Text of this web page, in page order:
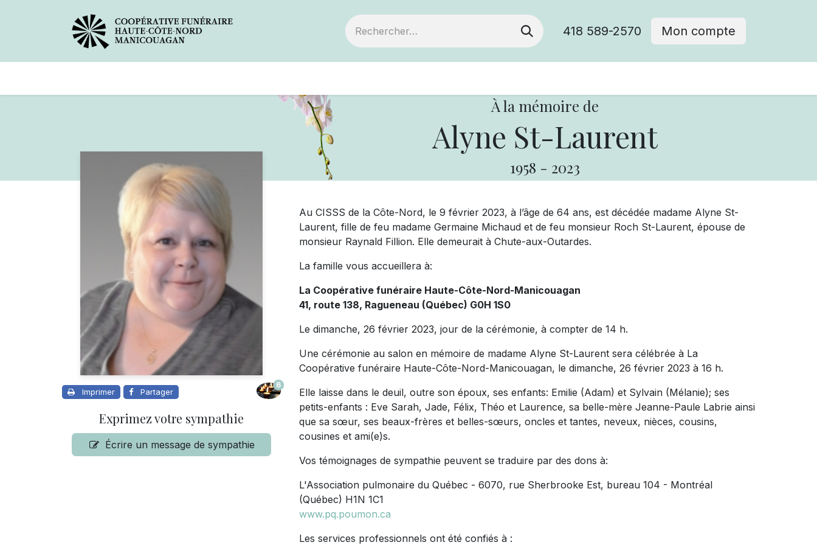
418 589-2570 Mon compte
À la mémoire de
Alyne St-Laurent
1958 - 2023
Imprimer Partager
6
Exprimez votre sympathie
Écrire un message de sympathie
Au CISSS de la Côte-Nord, le 9 février 2023, à l’âge de 64 ans, est décédée madame Alyne St-
Laurent, fille de feu madame Germaine Michaud et de feu monsieur Roch St-Laurent, épouse de
monsieur Raynald Fillion. Elle demeurait à Chute-aux-Outardes.
La famille vous accueillera à:
La Coopérative funéraire Haute-Côte-Nord-Manicouagan
41, route 138, Ragueneau (Québec) G0H 1S0
Le dimanche, 26 février 2023, jour de la cérémonie, à compter de 14 h.
Une cérémonie au salon en mémoire de madame Alyne St-Laurent sera célébrée à La
Coopérative funéraire Haute-Côte-Nord-Manicouagan, le dimanche, 26 février 2023 à 16 h.
Elle laisse dans le deuil, outre son époux, ses enfants: Emilie (Adam) et Sylvain (Mélanie); ses
petits-enfants : Eve Sarah, Jade, Félix, Théo et Laurence, sa belle-mère Jeanne-Paule Labrie ainsi
que sa sœur, ses beaux-frères et belles-sœurs, oncles et tantes, neveux, nièces, cousins,
cousines et ami(e)s.
Vos témoignages de sympathie peuvent se traduire par des dons à:
L'Association pulmonaire du Québec - 6070, rue Sherbrooke Est, bureau 104 - Montréal
(Québec) H1N 1C1
www.pq.poumon.ca
Les services professionnels ont été confiés à :